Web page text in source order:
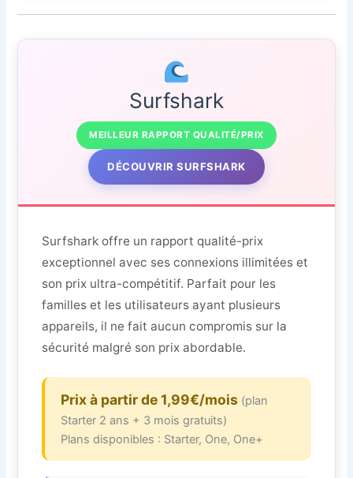
Surfshark
MEILLEUR RAPPORT QUALITÉ/PRIX
DÉCOUVRIR SURFSHARK
Surfshark offre un rapport qualité-prix
exceptionnel avec ses connexions illimitées et
son prix ultra-compétitif. Parfait pour les
familles et les utilisateurs ayant plusieurs
appareils, il ne fait aucun compromis sur la
sécurité malgré son prix abordable.
Prix à partir de 1,99€/mois (plan
Starter 2 ans + 3 mois gratuits)
Plans disponibles : Starter, One, One+